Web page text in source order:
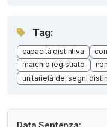
Tag:
capacità distintiva
marchio registrato
unitarietà dei segni
Data Sentenza: